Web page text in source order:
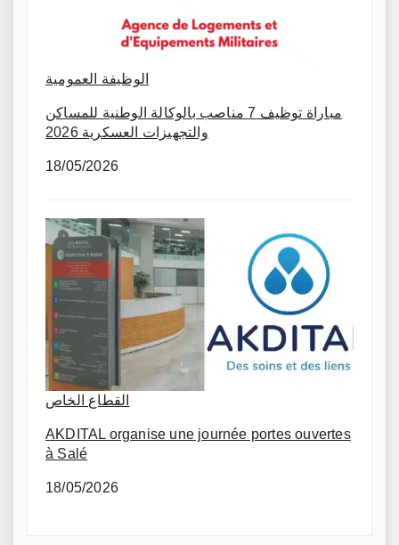
الوظيفة العمومية
مباراة توظيف 7 مناصب بالوكالة الوطنية للمساكن
والتجهيزات العسكرية 2026
18/05/2026
القطاع الخاص
AKDITAL organise une journée portes ouvertes
à Salé
18/05/2026